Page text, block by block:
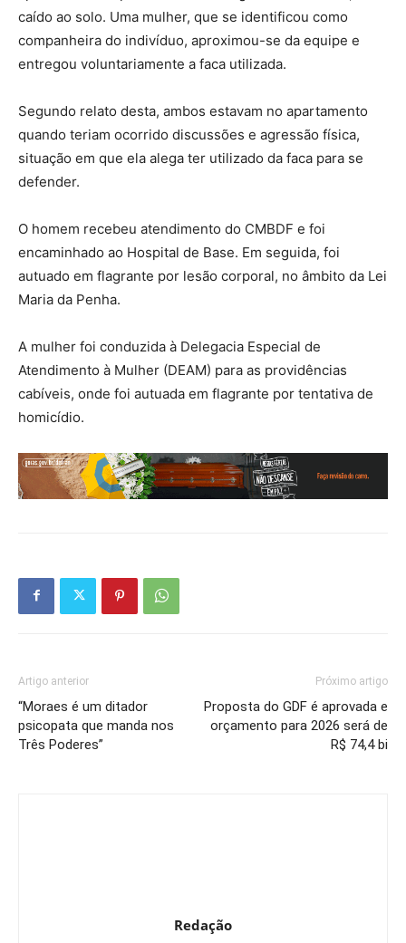
caído ao solo. Uma mulher, que se identificou como
companheira do indivíduo, aproximou-se da equipe e
entregou voluntariamente a faca utilizada.
Segundo relato desta, ambos estavam no apartamento
quando teriam ocorrido discussões e agressão física,
situação em que ela alega ter utilizado da faca para se
defender.
O homem recebeu atendimento do CMBDF e foi
encaminhado ao Hospital de Base. Em seguida, foi
autuado em flagrante por lesão corporal, no âmbito da Lei
Maria da Penha.
A mulher foi conduzida à Delegacia Especial de
Atendimento à Mulher (DEAM) para as providências
cabíveis, onde foi autuada em flagrante por tentativa de
homicídio.
Artigo anterior
“Moraes é um ditador
psicopata que manda nos
Três Poderes”
Próximo artigo
Proposta do GDF é aprovada e
orçamento para 2026 será de
R$ 74,4 bi
Redação